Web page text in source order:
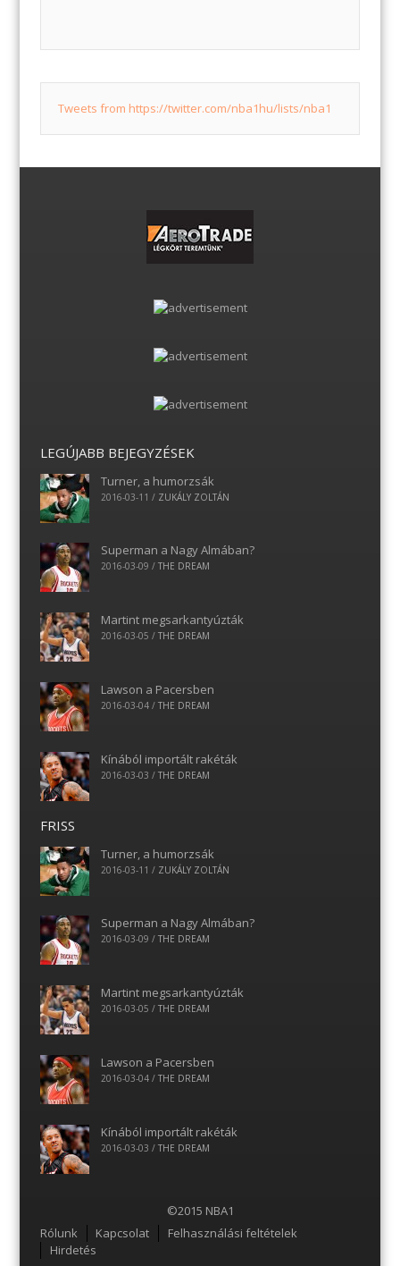
Tweets from https://twitter.com/nba1hu/lists/nba1
LEGÚJABB BEJEGYZÉSEK
Turner, a humorzsák
2016-03-11 / ZUKÁLY ZOLTÁN
Superman a Nagy Almában?
2016-03-09 / THE DREAM
Martint megsarkantyúzták
2016-03-05 / THE DREAM
Lawson a Pacersben
2016-03-04/ THE DREAM
Kínából importált rakéták
2016-03-03 / THE DREAM
FRISS
Turner, a humorzsák
2016-03-11 / ZUKÁLY ZOLTÁN
Superman a Nagy Almában?
2016-03-09 / THE DREAM
Martint megsarkantyúzták
2016-03-05 / THE DREAM
Lawson a Pacersben
2016-03-04/ THE DREAM
Kínából importált rakéták
2016-03-03 / THE DREAM
©2015 NBA1
Menu
Rólunk Kapcsolat
Felhasználási feltételek
Hirdetés